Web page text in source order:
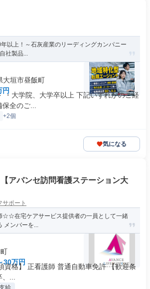
以上！～石灰産業のリーディングカンパニー
社製品...
大垣市昼飯町
円
・大学院、大学卒以上 下記いずれかのご経
全のご...
+2個
気になる
アバンセ訪問看護ステーション大
ポート
☆☆在宅ケアサービス提供者の一員として一緒
メンバーを...
30万円
資格】 正看護師 普通自動車免許 【歓迎条
...
給